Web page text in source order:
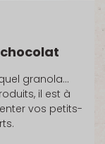
granola…
il est à
vos petits-